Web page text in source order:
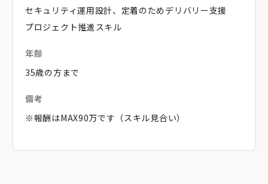
セキュリティ運用設計、定着のためデリバリー支援
プロジェクト推進スキル
年齢
35歳の方まで
備考
※報酬はMAX90万です（スキル見合い）